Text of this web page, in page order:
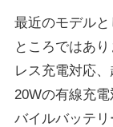
最近のモデル
ところではあ
レス充電対応
20Wの有線充
バイルバッテ